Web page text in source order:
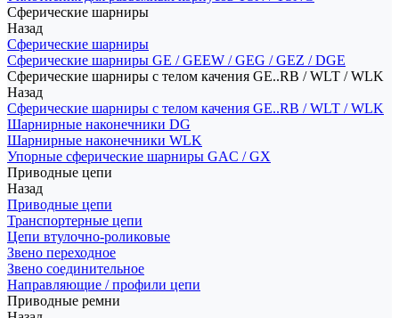
Сферические шарниры
Назад
Сферические шарниры
Сферические шарниры GE / GEEW / GEG / GEZ / DGE
Сферические шарниры с телом качения GE..RB / WLT / WLK
Назад
Сферические шарниры с телом качения GE..RB / WLT / WLK
Шарнирные наконечники DG
Шарнирные наконечники WLK
Упорные сферические шарниры GAC / GX
Приводные цепи
Назад
Приводные цепи
Транспортерные цепи
Цепи втулочно-роликовые
Звено переходное
Звено соединительное
Направляющие / профили цепи
Приводные ремни